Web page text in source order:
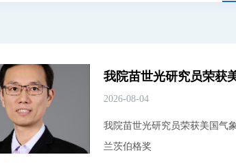
2026-08-04
我院苗世光研究员荣获美国气
兰茨伯格奖